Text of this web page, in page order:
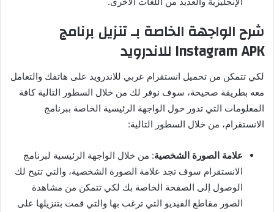
شرح الواجهة الخاصة بـ تنزيل برنامج
Instagram APK للاندرويد
لكي تتمكن من تحميل انستقرام عربي للاندرويد على هاتفك والتعامل
معه بطريقة صحيحة، سوف نوفر لك من خلال السطور التالية كافة
المعلومات التي تدور حول الواجهة الرئيسية الخاصة ببرنامج
الانستقرام، من خلال السطور التالية:
علامة الصورة الشخصية: من خلال الواجهة الرئيسية لبرنامج
الانستقرام سوف تجد علامة الصورة الشخصية، والتي تتيح لك
الوصول إلى الصفحة الخاصة بك لكي تتمكن من مشاهدة
الصور مقاطع الفيديو التي ترغب بها والتي قمت بتنزيلها على